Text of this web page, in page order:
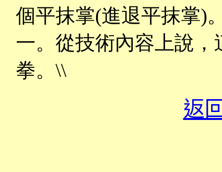
個平抹掌(進退平抹掌)
一。從技術內容上說
拳。 \\
返